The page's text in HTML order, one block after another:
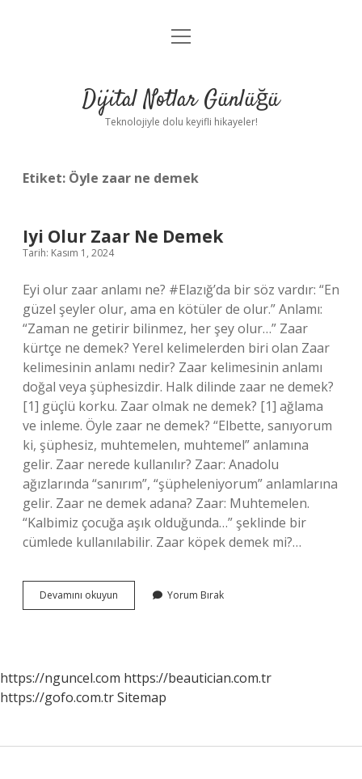
Anasayfa
Yasal Uyarı
menüyü
Dijital Notlar Günlüğü
Teknolojiyle dolu keyifli hikayeler!
Etiket: Öyle zaar ne demek
Iyi Olur Zaar Ne Demek
Tarih: Kasım 1, 2024
Eyi olur zaar anlamı ne? #Elazığ’da bir söz vardır: “En
güzel şeyler olur, ama en kötüler de olur.” Anlamı:
“Zaman ne getirir bilinmez, her şey olur…” Zaar
kürtçe ne demek? Yerel kelimelerden biri olan Zaar
kelimesinin anlamı nedir? Zaar kelimesinin anlamı
doğal veya şüphesizdir. Halk dilinde zaar ne demek?
[1] güçlü korku. Zaar olmak ne demek? [1] ağlama
ve inleme. Öyle zaar ne demek? “Elbette, sanıyorum
ki, şüphesiz, muhtemelen, muhtemel” anlamına
gelir. Zaar nerede kullanılır? Zaar: Anadolu
ağızlarında “sanırım”, “şüpheleniyorum” anlamlarına
gelir. Zaar ne demek adana? Zaar: Muhtemelen.
“Kalbimiz çocuğa aşık olduğunda…” şeklinde bir
cümlede kullanılabilir. Zaar köpek demek mi?…
Devamını okuyun
Olur
Yorum Bırak
https://nguncel.com https://beautician.com.tr
https://gofo.com.trSitemap